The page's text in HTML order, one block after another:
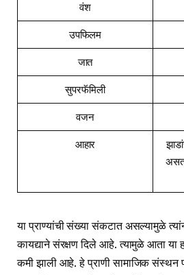
वंश
उपफिलम
जात
सुपरफॅमिली
वजन
आहार
या प्राण्यांची संख्या संकटात असल्यामुळे
कायद्याने संरक्षण दिले आहे. त्यामुळे आता या
कमी झाली आहे. हे प्राणी सामाजिक संस्थन